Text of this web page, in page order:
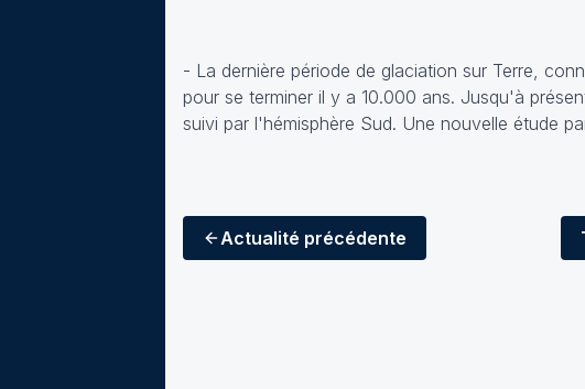
- La dernière période de glaciation sur Terre,
pour se terminer il y a 10.000 ans. Jusqu'à
suivi par l'hémisphère Sud. Une nouvelle étude
Actualité précédente